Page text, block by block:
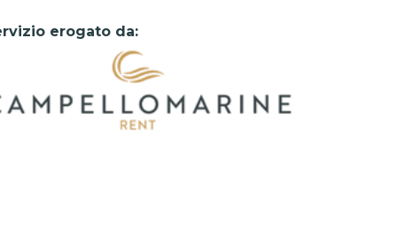
erogato da: